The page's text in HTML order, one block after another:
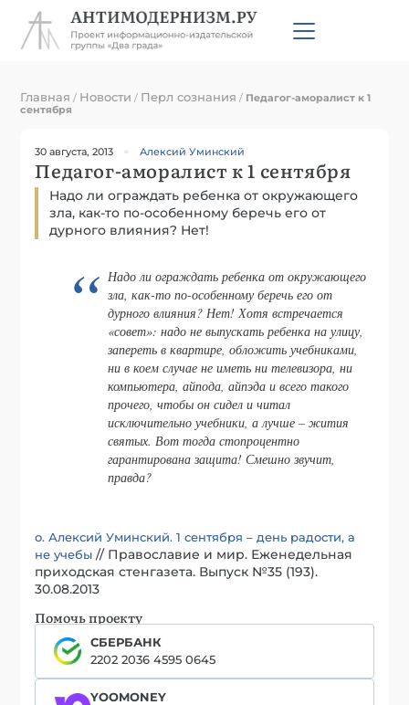
Главная / Новости / Перл сознания / Педагог-аморалист к 1
сентября
30 августа, 2013 Алексий Уминский
Педагог-аморалист к 1 сентября
Надо ли ограждать ребенка от окружающего
зла, как-то по-особенному беречь его от
дурного влияния? Нет!
Надо ли ограждать ребенка от окружающего
зла, как-то по-особенному беречь его от
дурного влияния? Нет! Хотя встречается
«совет»: надо не выпускать ребенка на улицу,
запереть в квартире, обложить учебниками,
ни в коем случае не иметь ни телевизора, ни
компьютера, айпода, айпэда и всего такого
прочего, чтобы он сидел и читал
исключительно учебники, а лучше – жития
святых. Вот тогда стопроцентно
гарантирована защита! Смешно звучит,
правда?
о. Алексий Уминский. 1 сентября – день радости, а
не учебы // Православие и мир. Еженедельная
приходская стенгазета. Выпуск №35 (193).
30.08.2013
Помочь проекту
СБЕРБАНК
2202 2036 4595 0645
YOOMONEY